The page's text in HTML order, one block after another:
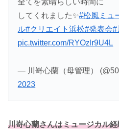
全てを素晴らしい時間に
してくれました✨#松風ミュ
ル#クリエイト浜松#発表会#
pic.twitter.com/RYOzIr9U4L
— 川嵜心蘭（母管理）
2023
川嵜心蘭さんはミュージカル